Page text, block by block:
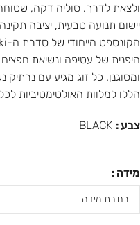
ולצאת לדרך. סוליה דקה,
יישום תנועה טבעית, יציבה
היפנית של עטיפה ונשיאת
ומסוגנן. כל זוג מגיע עם נרתיק
הללו למלוות האולטימטיביות
צבע BLACK
מידה